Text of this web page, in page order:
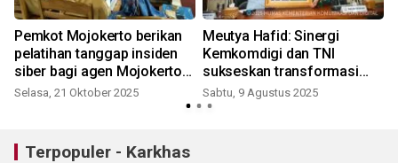
Pemkot Mojokerto berikan
pelatihan tanggap insiden
siber bagi agen Mojokerto-
CSIRT
Selasa, 21 Oktober 2025
Meutya Hafid: Sinergi
Kemkomdigi dan TNI
sukseskan transformasi
digital
Sabtu, 9 Agustus 2025
Terpopuler - Karkhas